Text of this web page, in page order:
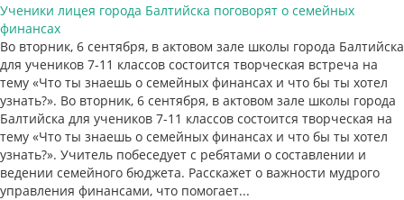
Ученики лицея города Балтийска поговорят о семейных
финансах
Во вторник, 6 сентября, в актовом зале школы города Балтийска
для учеников 7-11 классов состоится творческая встреча на
тему «Что ты знаешь о семейных финансах и что бы ты хотел
узнать?». Во вторник, 6 сентября, в актовом зале школы города
Балтийска для учеников 7-11 классов состоится творческая на
тему «Что ты знаешь о семейных финансах и что бы ты хотел
узнать?». Учитель побеседует с ребятами о составлении и
ведении семейного бюджета. Расскажет о важности мудрого
управления финансами, что помогает...